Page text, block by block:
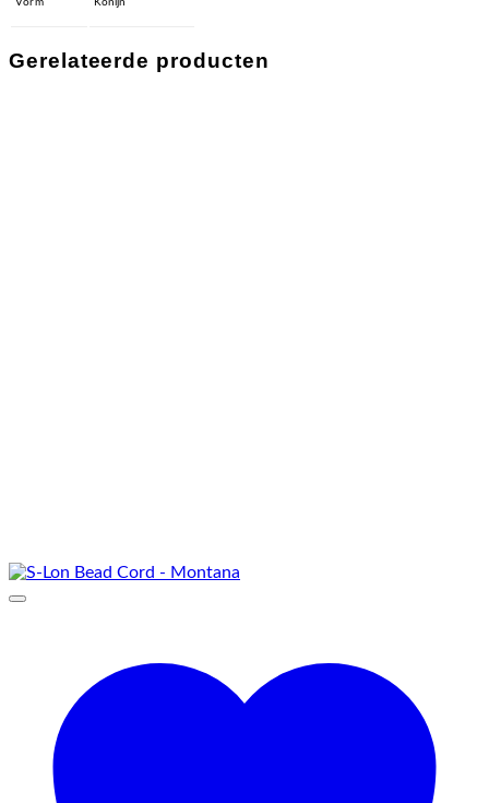
Konijn
Gerelateerde producten